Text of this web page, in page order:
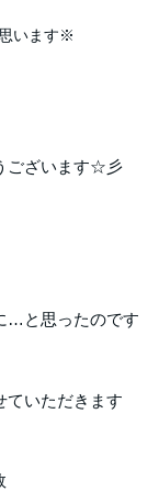
います※
ございます☆彡
…と思ったのです
ていただきます